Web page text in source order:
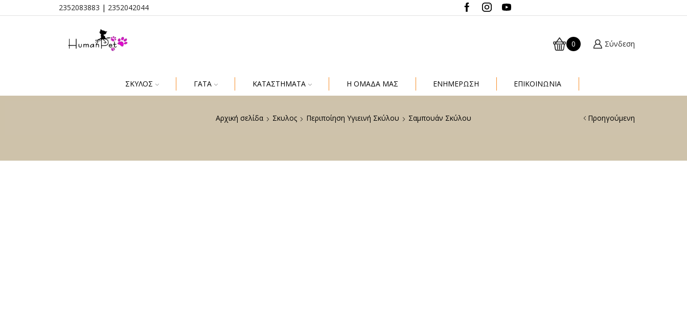
2352083883 | 2352042044
0 Σύνδεση
ΣΚΎΛΟΣ ΓΆΤΑ ΚΑΤΑΣΤΗΜΑΤΑ Η ΟΜΑΔΑ ΜΑΣ ΕΝΗΜΈΡΩΣΗ ΕΠΙΚΟΙΝΩΝΙΑ
Αρχική σελίδα Σκυλος Περιποίηση Υγιεινή Σκύλου Σαμπουάν Σκύλου Προηγούμενη